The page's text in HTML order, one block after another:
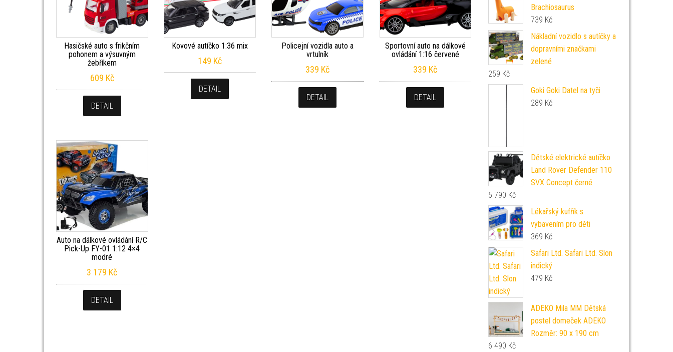
Hasičské auto s frikčním
pohonem a výsuvným
žebříkem
609 Kč
DETAIL
Kovové autíčko 1:36 mix
149 Kč
DETAIL
Policejní vozidla auto a
vrtulník
339 Kč
DETAIL
Sportovní auto na dálkové
ovládání 1:16 červené
339 Kč
DETAIL
Auto na dálkové ovládání R/C
Pick-Up FY-01 1:12 4×4
modré
3 179 Kč
DETAIL
Brachiosaurus
739 Kč
Nákladní vozidlo s autíčky a
dopravními značkami
zelené
259 Kč
Goki Goki Datel na tyči
289 Kč
Dětské elektrické autíčko
Land Rover Defender 110
SVX Concept černé
5 790 Kč
Lékařský kufřík s
vybavením pro děti
369 Kč
Safari Ltd. Safari Ltd. Slon
indický
479 Kč
ADEKO Mila MM Dětská
postel domeček ADEKO
Rozměr: 90 x 190 cm
6 490 Kč